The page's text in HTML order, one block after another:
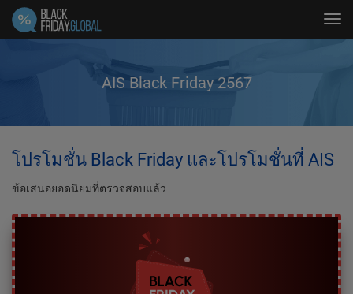
AIS Black Friday 2567
โปรโมชั่น Black Friday และโปรโมชั่นที่ AIS
ข้อเสนอยอดนิยมที่ตรวจสอบแล้ว